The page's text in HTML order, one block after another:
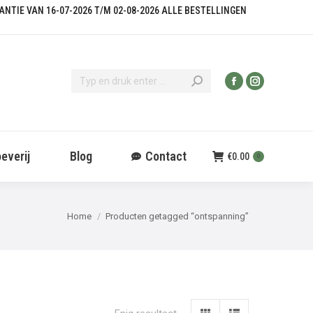
VAN 16-07-2026 T/M 02-08-2026 ALLE BESTELLINGEN
Blog Contact €0.00 0
Je bent hier:
Home Producten getagged “ontspanning”